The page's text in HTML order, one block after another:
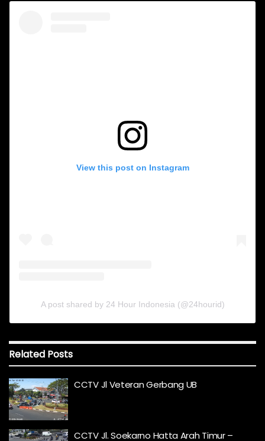
View this post on Instagram
A post shared by 24 Hour Indonesia (@24hourid)
Related Posts
CCTV Jl Veteran Gerbang UB
CCTV Jl. Soekarno Hatta Arah Timur –